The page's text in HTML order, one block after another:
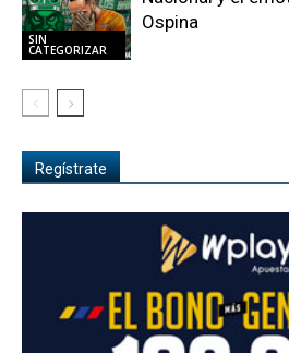
SIN
CATEGORIZAR
Ospina
Regístrate